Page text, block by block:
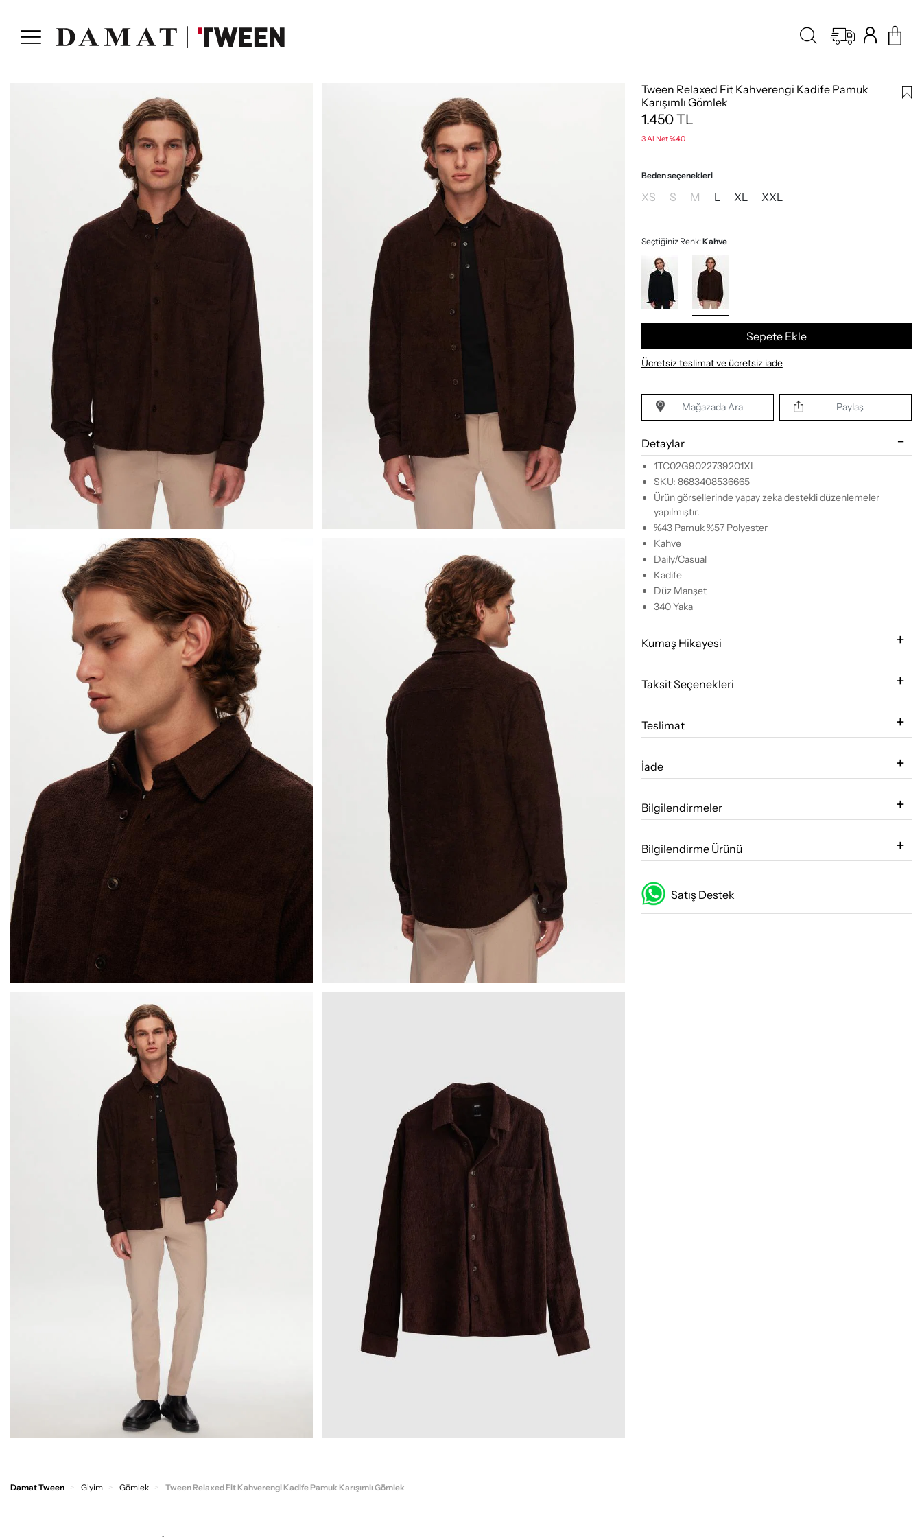
Tween Relaxed Fit Kahverengi Kadife Pamuk
Karışımlı Gömlek
1.450TL
3 Al Net %40
Beden seçenekleri
XS S M L XL XXL
Seçtiğiniz Renk:Kahve
Sepete Ekle
Ücretsiz teslimat ve ücretsiz iade
Mağazada Ara Paylaş
Detaylar
1TC02G9022739201XL
SKU: 8683408536665
Ürün görsellerinde yapay zeka destekli düzenlemeler
yapılmıştır.
%43 Pamuk %57 Polyester
Kahve
Daily/Casual
Kadife
Düz Manşet
340 Yaka
Kumaş Hikayesi
Taksit Seçenekleri
Teslimat
İade
Bilgilendirmeler
Bilgilendirme Ürünü
Satış Destek
Damat Tween Giyim Gömlek Tween Relaxed Fit Kahverengi Kadife Pamuk Karışımlı Gömlek